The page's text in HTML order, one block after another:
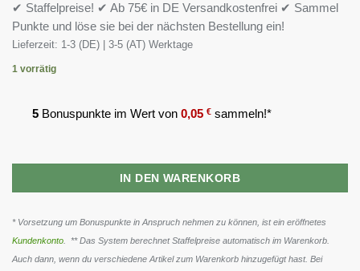
✔ Staffelpreise! ✔ Ab 75€ in DE Versandkostenfrei ✔ Sammel
Punkte und löse sie bei der nächsten Bestellung ein!
Lieferzeit: 1-3 (DE) | 3-5 (AT) Werktage
1 vorrätig
5 Bonuspunkte im Wert von 0,05 € sammeln!*
IN DEN WARENKORB
* Vorsetzung um Bonuspunkte in Anspruch nehmen zu können, ist ein eröffnetes
Kundenkonto . ** Das System berechnet Staffelpreise automatisch im Warenkorb.
Auch dann, wenn du verschiedene Artikel zum Warenkorb hinzugefügt hast. Bei